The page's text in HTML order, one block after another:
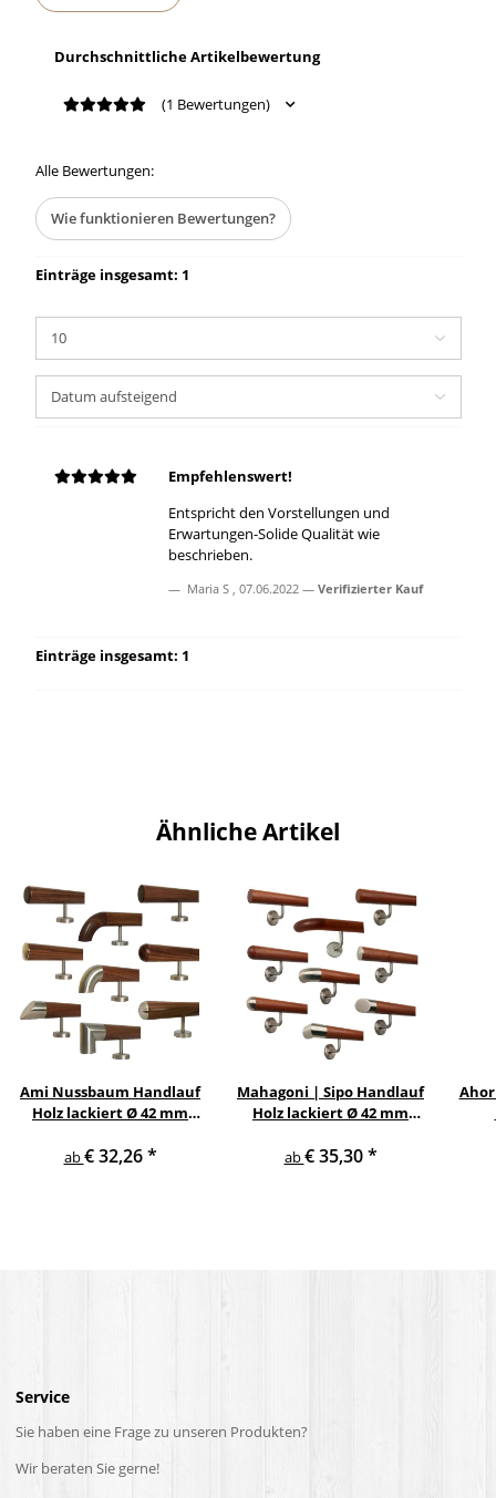
Durchschnittliche Artikelbewertung
(1 Bewertungen)
Alle Bewertungen:
Wie funktionieren Bewertungen?
Einträge insgesamt: 1
Empfehlenswert!
Entspricht den Vorstellungen und
Erwartungen-Solide Qualität wie
beschrieben.
Maria S , 07.06.2022 Verifizierter Kauf
Einträge insgesamt: 1
Ähnliche Artikel
Ami Nussbaum Handlauf
Holz lackiert Ø 42 mm
und Enden
ab€ 32,26*
Mahagoni | Sipo Handlauf
Holz lackiert Ø 42 mm
Edelstahlhalter und
ab€ 35,30*
Service
Sie haben eine Frage zu unseren Produkten?
Wir beraten Sie gerne!